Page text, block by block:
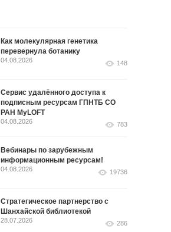
Как молекулярная генетика
перевернула ботанику
04.08.2026 148
Сервис удалённого доступа к
подписным ресурсам ГПНТБ СО
РАН MyLOFT
04.08.2026 783
Вебинары по зарубежным
информационным ресурсам!
04.08.2026 19736
Стратегическое партнерство с
Шанхайской библиотекой
28.07.2026 286